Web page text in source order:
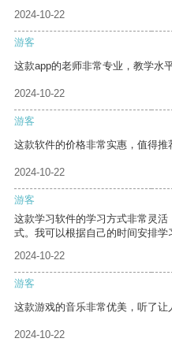
2024-10-22
游客
这款app的老师非常专业，教学水
2024-10-22
游客
这款软件的价格非常实惠，值得推
2024-10-22
游客
这款学习软件的学习方式非常灵
式。我可以根据自己的时间安排学
2024-10-22
游客
这款游戏的音乐非常优美，听了让
2024-10-22